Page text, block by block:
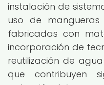
instalación de
uso de
fabricadas con
incorporación de
reutilización de
que contribuyen